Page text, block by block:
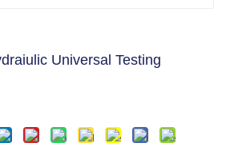
Universal Testing